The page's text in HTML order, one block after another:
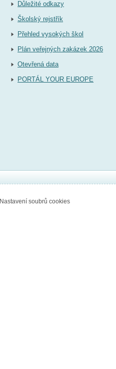
Důležité odkazy
Školský rejstřík
Přehled vysokých škol
Plán veřejných zakázek 2026
Otevřená data
PORTÁL YOUR EUROPE
Nastavení soubrů cookies